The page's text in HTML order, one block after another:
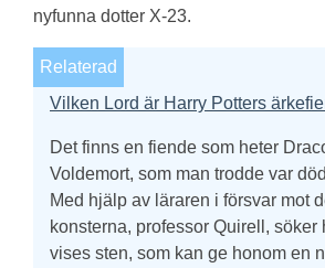
nyfunna dotter X-23.
Relaterad
Vilken Lord är Harry Potters
Det finns en fiende som heter
Voldemort, som man trodde var
Med hjälp av läraren i försvar mot
konsterna, professor Quirell, söker
vises sten, som kan ge honom en